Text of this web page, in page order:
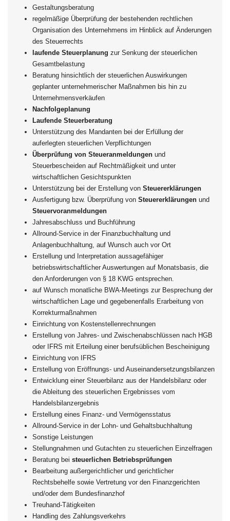
Gestaltungsberatung
regelmäßige Überprüfung der bestehenden rechtlichen
Organisation des Unternehmens im Hinblick auf Änderungen
des Steuerrechts
laufende Steuerplanung zur Senkung der steuerlichen
Gesamtbelastung
Beratung hinsichtlich der steuerlichen Auswirkungen
geplanter unternehmerischer Maßnahmen bis hin zu
Unternehmensverkäufen
Nachfolgeplanung
Laufende Steuerberatung
Unterstützung des Mandanten bei der Erfüllung der
auferlegten steuerlichen Verpflichtungen
Überprüfung von Steueranmeldungenund
Steuerbescheiden auf Rechtmäßigkeit und unter
wirtschaftlichen Gesichtspunkten
Unterstützung bei der Erstellung von Steuererklärungen
Ausfertigung bzw. Überprüfung von Steuererklärungenund
Steuervoranmeldungen
Jahresabschluss und Buchführung
Allround-Service in der Finanzbuchhaltung und
Anlagenbuchhaltung, auf Wunsch auch vor Ort
Erstellung und Interpretation aussagefähiger
betriebswirtschaftlicher Auswertungen auf Monatsbasis, die
den Anforderungen von § 18 KWG entsprechen.
auf Wunsch monatliche BWA-Meetings zur Besprechung der
wirtschaftlichen Lage und gegebenenfalls Erarbeitung von
Korrekturmaßnahmen
Einrichtung von Kostenstellenrechnungen
Erstellung von Jahres- und Zwischenabschlüssen nach HGB
oder IFRS mit Erteilung einer berufsüblichen Bescheinigung
Einrichtung von IFRS
Erstellung von Eröffnungs- und Auseinandersetzungsbilanzen
Entwicklung einer Steuerbilanz aus der Handelsbilanz oder
die Ableitung des steuerlichen Ergebnisses vom
Handelsbilanzergebnis
Erstellung eines Finanz- und Vermögensstatus
Allround-Service in der Lohn- und Gehaltsbuchhaltung
Sonstige Leistungen
Stellungnahmen und Gutachten zu steuerlichen Einzelfragen
Beratung bei steuerlichen Betriebsprüfungen
Bearbeitung außergerichtlicher und gerichtlicher
Rechtsbehelfe sowie Vertretung vor den Finanzgerichten
und/oder dem Bundesfinanzhof
Treuhand-Tätigkeiten
Handling des Zahlungsverkehrs